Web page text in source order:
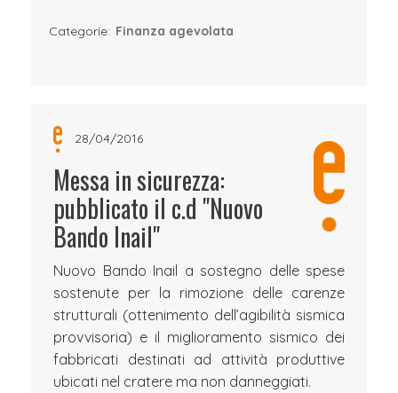
Categorie: Finanza agevolata
28/04/2016
Messa in sicurezza:
pubblicato il c.d "Nuovo
Bando Inail"
Nuovo Bando Inail a sostegno delle spese
sostenute per la rimozione delle carenze
strutturali (ottenimento dell’agibilità sismica
provvisoria) e il miglioramento sismico dei
fabbricati destinati ad attività produttive
ubicati nel cratere ma non danneggiati.